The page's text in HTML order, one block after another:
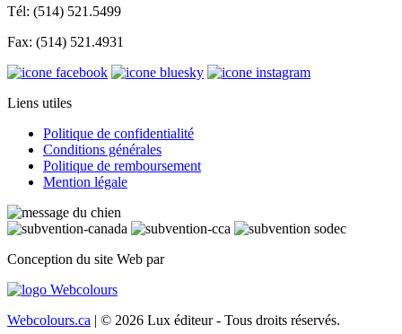
Tél: (514) 521.5499
Fax: (514) 521.4931
Liens utiles
Politique de confidentialité
Conditions générales
Politique de remboursement
Mention légale
Conception du site Web par
Webcolours.ca | © 2026 Lux éditeur - Tous droits réservés.